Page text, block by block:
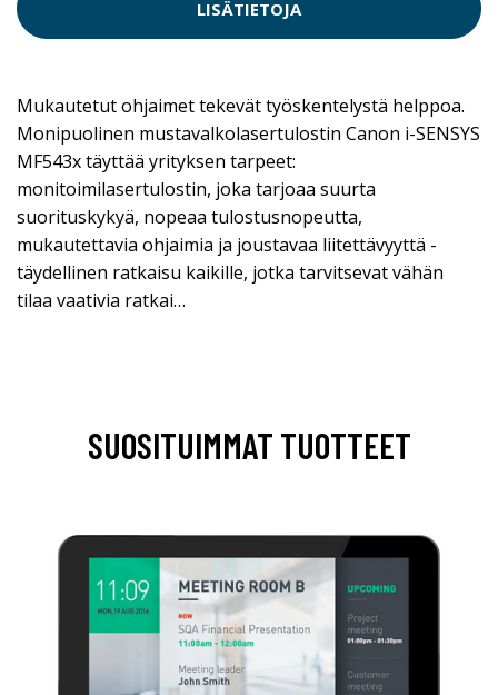
LISÄTIETOJA
Mukautetut ohjaimet tekevät työskentelystä helppoa.
Monipuolinen mustavalkolasertulostin Canon i-SENSYS
MF543x täyttää yrityksen tarpeet:
monitoimilasertulostin, joka tarjoaa suurta
suorituskykyä, nopeaa tulostusnopeutta,
mukautettavia ohjaimia ja joustavaa liitettävyyttä -
täydellinen ratkaisu kaikille, jotka tarvitsevat vähän
tilaa vaativia ratkai…
SUOSITUIMMAT TUOTTEET